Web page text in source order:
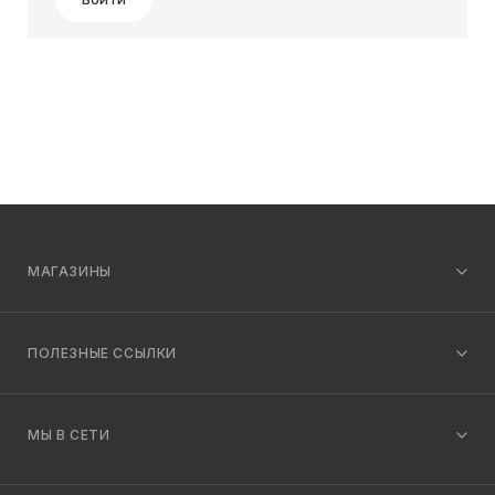
МАГАЗИНЫ
ПОЛЕЗНЫЕ ССЫЛКИ
МЫ В СЕТИ